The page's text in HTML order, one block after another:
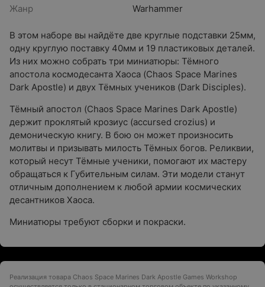
Жанр
Warhammer
В этом наборе вы найдёте две круглые подставки 25мм,
одну круглую поставку 40мм и 19 пластиковых деталей.
Из них можно собрать три миниатюры: Тёмного
апостола космодесанта Хаоса (Chaos Space Marines
Dark Apostle) и двух Тёмных учеников (Dark Disciples).
Тёмный апостол (Chaos Space Marines Dark Apostle)
держит проклятый крозиус (accursed crozius) и
демоническую книгу. В бою он может произносить
молитвы и призывать милость Тёмных богов. Реликвии,
который несут Тёмные ученики, помогают их мастеру
обращаться к Губительным силам. Эти модели станут
отличным дополнением к любой армии космических
десантников Хаоса.
Миниатюры требуют сборки и покраски.
Реализация товара Chaos Space Marines Dark Apostle Games Workshop